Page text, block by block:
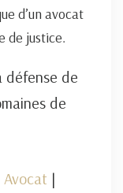
d’un avocat
de justice.
défense de
de
Avocat |